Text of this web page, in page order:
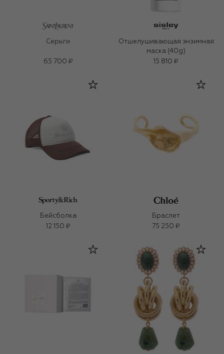
Серьги
65 700 ₽
Отшелушивающая энзимная
маска (40g)
15 810 ₽
Бейсболка
12 150 ₽
Браслет
75 250 ₽